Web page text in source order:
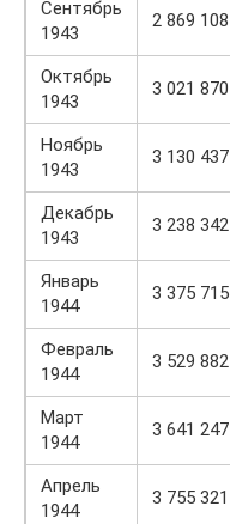
Сентябрь
1943
2 869 108
Октябрь
1943
3 021 870
Ноябрь
1943
3 130 437
Декабрь
1943
3 238 342
Январь
1944
3 375 715
Февраль
1944
3 529 882
Март
1944
3 641 247
Апрель
1944
3 755 321